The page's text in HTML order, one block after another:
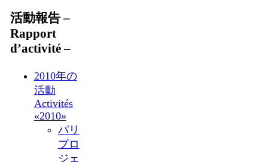
活動報告 –
Rapport
d’activité –
2010年の
活動
Activités
«2010»
パリ
プロ
ジェ